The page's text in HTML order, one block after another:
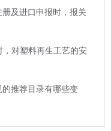
及进口申报时，报关
，对塑料再生工艺的安
的推荐目录有哪些变